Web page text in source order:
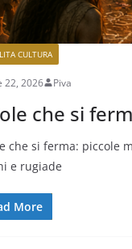
CULTURA
22, 2026 Piva
che si
che si ferma: piccole
e rugiade
More